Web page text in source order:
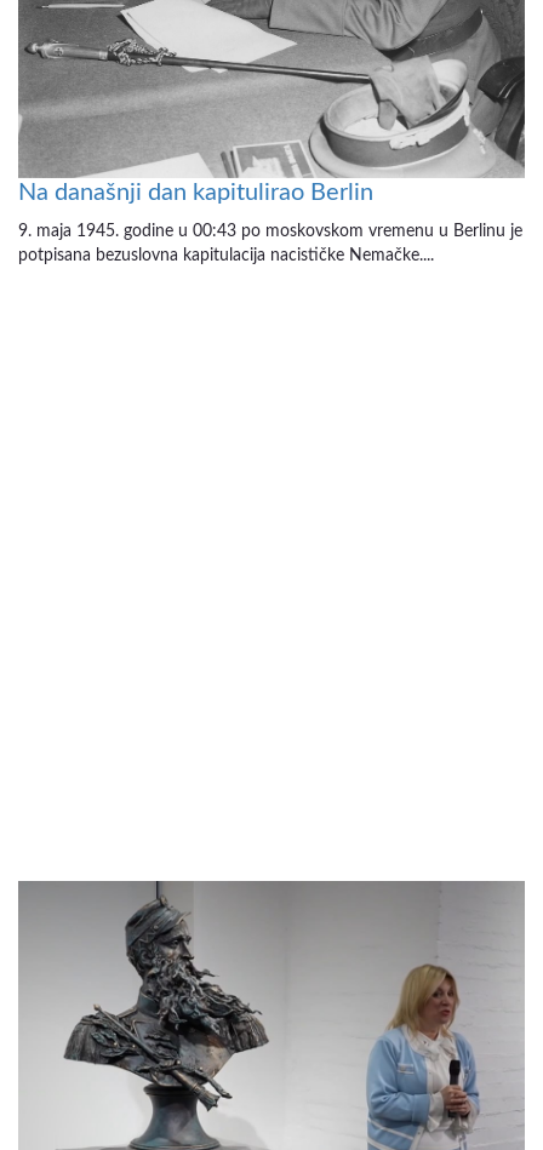
Na današnji dan kapitulirao Berlin
9. maja 1945. godine u 00:43 po moskovskom vremenu u Berlinu je
potpisana bezuslovna kapitulacija nacističke Nemačke....